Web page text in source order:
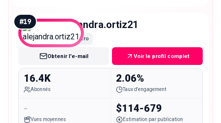
#19 alejandra.ortiz21
Micro
Obtenir l'e-mail Voir le profil complet
16.4K
Abonnés
2.06%
Taux d'engagement
-
Vues moyennes
$114-679
Estimation par publication